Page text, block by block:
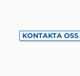
KONTAKTA